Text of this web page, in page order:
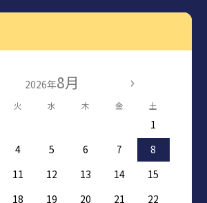
2026年8月
火 水 木 金 土
1
4 5 6 7
8
11 12 13 14
15
18 19 20 21
22